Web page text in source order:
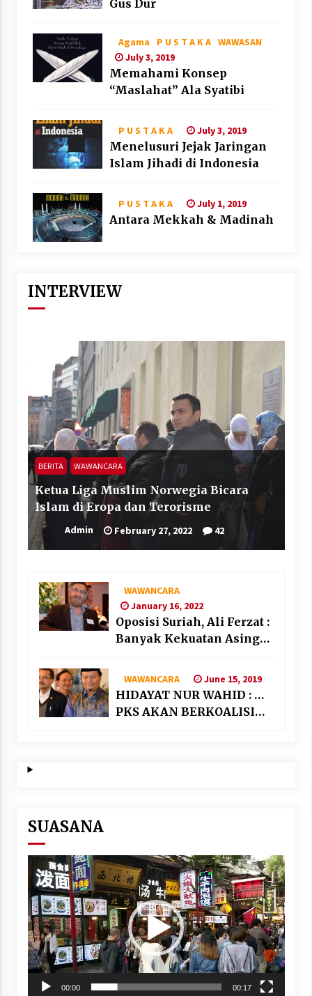
Gus Dur
Agama P U S T A K A WAWASAN
July 3, 2019
Memahami Konsep
“Maslahat” Ala Syatibi
P U S T A K A July 3, 2019
Menelusuri Jejak Jaringan
Islam Jihadi di Indonesia
P U S T A K A July 1, 2019
Antara Mekkah & Madinah
INTERVIEW
BERITA WAWANCARA
Ketua Liga Muslim Norwegia Bicara
Islam di Eropa dan Terorisme
Admin February 27, 2022 42
WAWANCARA
January 16, 2022
Oposisi Suriah, Ali Ferzat :
Banyak Kekuatan Asing
WAWANCARA June 15, 2019
HIDAYAT NUR WAHID : …
PKS AKAN BERKOALISI
SUASANA
Video
Player
00:00 00:17